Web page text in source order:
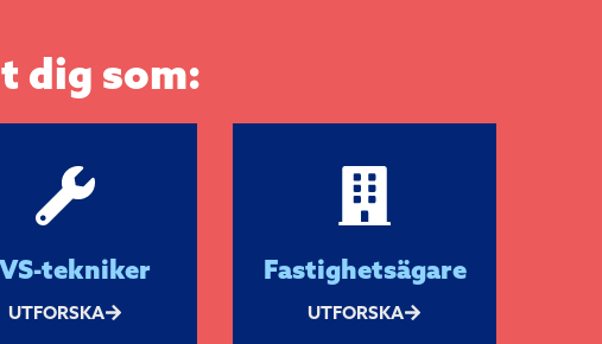
dig som:
tekniker
UTFORSKA
Fastighetsägare
UTFORSKA